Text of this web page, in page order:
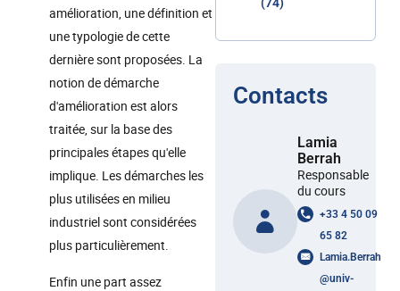
amélioration, une définition et
une typologie de cette
dernière sont proposées. La
notion de démarche
d'amélioration est alors
traitée, sur la base des
principales étapes qu'elle
implique. Les démarches les
plus utilisées en milieu
industriel sont considérées
plus particulièrement.
Enfin une part assez
Contacts
Lamia
Berrah
Responsable
du cours
+33 4 50 09
65 82
Lamia.Berrah
@univ-